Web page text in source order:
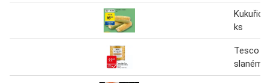
Kukuřice
ks
Tesco
slaném